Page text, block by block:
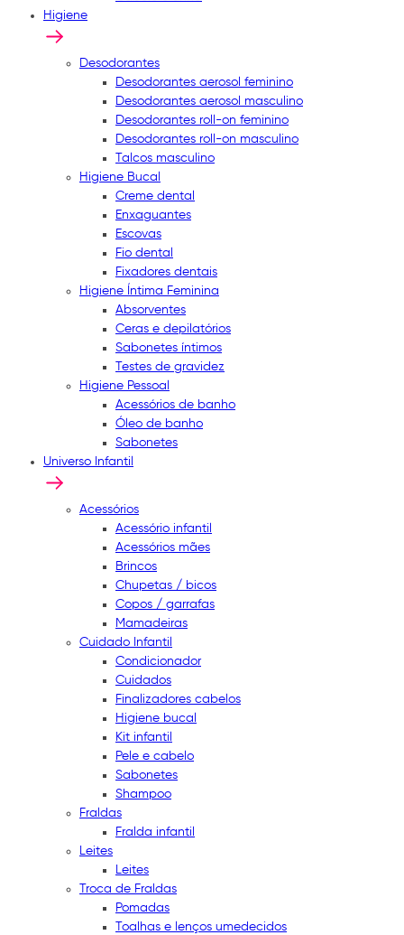
Higiene
Desodorantes
Desodorantes aerosol feminino
Desodorantes aerosol masculino
Desodorantes roll-on feminino
Desodorantes roll-on masculino
Talcos masculino
Higiene Bucal
Creme dental
Enxaguantes
Escovas
Fio dental
Fixadores dentais
Higiene Íntima Feminina
Absorventes
Ceras e depilatórios
Sabonetes íntimos
Testes de gravidez
Higiene Pessoal
Acessórios de banho
Óleo de banho
Sabonetes
Universo Infantil
Acessórios
Acessório infantil
Acessórios mães
Brincos
Chupetas / bicos
Copos / garrafas
Mamadeiras
Cuidado Infantil
Condicionador
Cuidados
Finalizadores cabelos
Higiene bucal
Kit infantil
Pele e cabelo
Sabonetes
Shampoo
Fraldas
Fralda infantil
Leites
Leites
Troca de Fraldas
Pomadas
Toalhas e lenços umedecidos